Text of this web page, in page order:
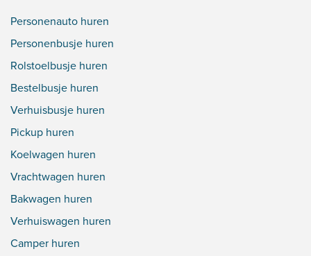
Personenauto huren
Personenbusje huren
Rolstoelbusje huren
Bestelbusje huren
Verhuisbusje huren
Pickup huren
Koelwagen huren
Vrachtwagen huren
Bakwagen huren
Verhuiswagen huren
Camper huren